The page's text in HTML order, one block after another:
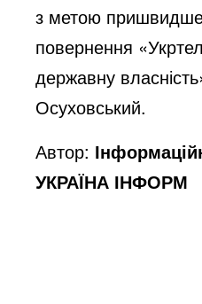
з метою
повернення
державну
Осуховський.
Автор:
УКРАЇНА ІНФОРМ